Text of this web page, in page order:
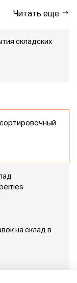
Читать еще
складских
на склад в